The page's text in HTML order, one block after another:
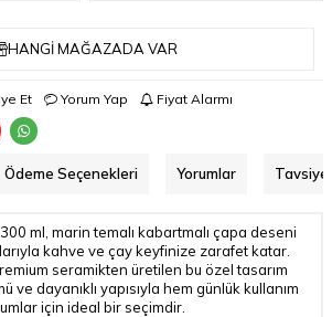
HANGI MAĞAZADA VAR
Et Yorum Yap Fiyat Alarmı
Ödeme Seçenekleri Yorumlar Tavsiye
ml, marin temalı kabartmalı çapa deseni
kahve ve çay keyfinize zarafet katar.
seramikten üretilen bu özel tasarım
ve dayanıklı yapısıyla hem günlük kullanım
için ideal bir seçimdir.